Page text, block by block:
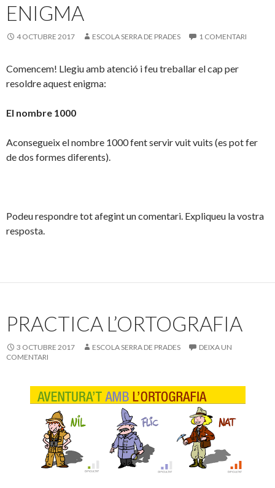
ENIGMA
4 OCTUBRE 2017 ESCOLA SERRA DE PRADES 1 COMENTARI
Comencem! Llegiu amb atenció i feu treballar el cap per
resoldre aquest enigma:
El nombre 1000
Aconsegueix el nombre 1000 fent servir vuit vuits (es pot fer
de dos formes diferents).
Podeu respondre tot afegint un comentari. Expliqueu la vostra
resposta.
PRACTICA L’ORTOGRAFIA
3 OCTUBRE 2017 ESCOLA SERRA DE PRADES
DEIXA UN
COMENTARI